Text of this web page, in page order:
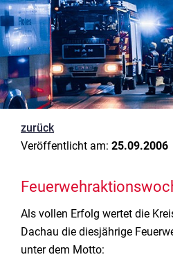
zurück
Veröffentlicht am: 25.09.2006
Als vollen Erfolg wertet die
Dachau die diesjährige
unter dem Motto: